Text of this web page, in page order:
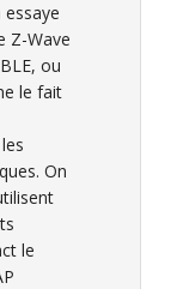
essaye
Z-Wave
ou
le fait
On
le